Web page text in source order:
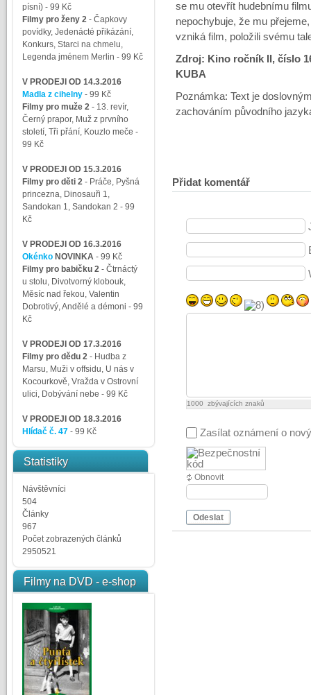
písní) - 99 Kč
Filmy pro ženy 2- Čapkovy
povídky, Jedenácté přikázání,
Konkurs, Starci na chmelu,
Legenda jménem Merlin - 99 Kč
V PRODEJI OD 14.3.2016
Madla z cihelny - 99 Kč
Filmy pro muže 2- 13. revír,
Černý prapor, Muž z prvního
století, Tři přání, Kouzlo meče -
99 Kč
V PRODEJI OD 15.3.2016
Filmy pro děti 2- Práče, Pyšná
princezna, Dinosauři 1,
Sandokan 1, Sandokan 2 - 99
Kč
V PRODEJI OD 16.3.2016
Okénko NOVINKA - 99 Kč
Filmy pro babičku 2- Čtrnáctý
u stolu, Divotvorný klobouk,
Měsíc nad řekou, Valentin
Dobrotivý, Andělé a démoni - 99
Kč
V PRODEJI OD 17.3.2016
Filmy pro dědu 2- Hudba z
Marsu, Muži v offsidu, U nás v
Kocourkově, Vražda v Ostrovní
ulici, Dobývání nebe - 99 Kč
V PRODEJI OD 18.3.2016
Hlídač č. 47- 99 Kč
Statistiky
Návštěvníci
504
Články
967
Počet zobrazených článků
2950521
Filmy na DVD - e-shop
se mu otevřít hudebnímu
nepochybuje, že mu
vzniká film, položili svému
Zdroj: Kino ročník II, číslo
KUBA
Poznámka: Text je
zachováním původního
Přidat komentář
1000 zbývajících znaků
Zasílat oznámení o
Obnovit
Odeslat